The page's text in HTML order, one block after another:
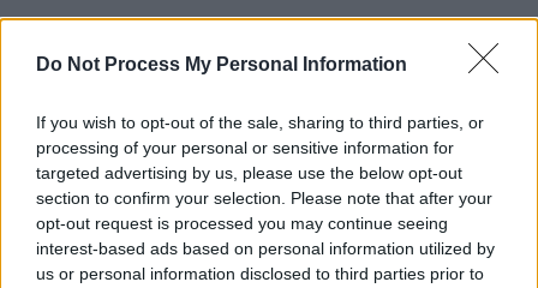
Do Not Process My Personal Information
If you wish to opt-out of the sale, sharing to third parties, or
processing of your personal or sensitive information for
targeted advertising by us, please use the below opt-out
section to confirm your selection. Please note that after your
opt-out request is processed you may continue seeing
interest-based ads based on personal information utilized by
us or personal information disclosed to third parties prior to
video